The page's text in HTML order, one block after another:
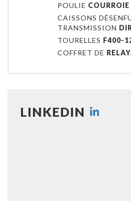
POULIE COURROIE
CAISSONS
TRANSMISSION
TOURELLES F400-
COFFRET DE
LINKEDIN